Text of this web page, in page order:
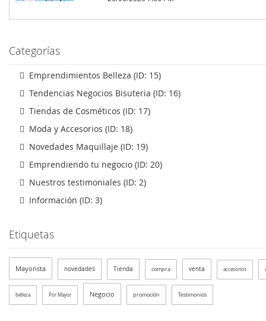
Categorías
Emprendimientos Belleza (ID: 15)
Tendencias Negocios Bisuteria (ID: 16)
Tiendas de Cosméticos (ID: 17)
Moda y Accesorios (ID: 18)
Novedades Maquillaje (ID: 19)
Emprendiendo tu negocio (ID: 20)
Nuestros testimoniales (ID: 2)
Información (ID: 3)
Etiquetas
Mayorista novedades Tienda compra venta accesorios
belleza Por Mayor Negocio promoción Testimonios